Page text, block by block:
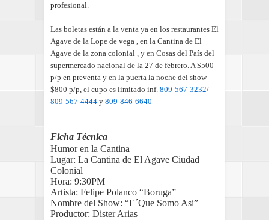
profesional.
Las boletas están a la venta ya en los restaurantes El
Agave de la Lope de vega , en la Cantina de El
Agave de la zona colonial , y en Cosas del País del
supermercado nacional de la 27 de febrero. A $500
p/p en preventa y en la puerta la noche del show
$800 p/p, el cupo es limitado inf. 809-567-3232/
809-567-4444 y 809-846-6640
Ficha Técnica
Humor en la Cantina
Lugar: La Cantina de El Agave Ciudad
Colonial
Hora: 9:30PM
Artista: Felipe Polanco “Boruga”
Nombre del Show: “E´Que Somo Asi”
Productor: Dister Arias